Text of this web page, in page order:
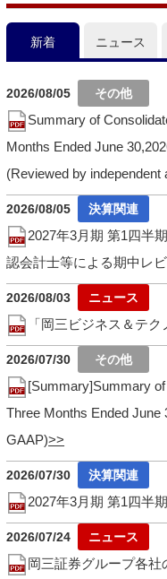
新着 ニュース
2026/08/05
Summary of
Months Ended June
(Reviewed by independent
2026/08/05
2027年3月期 第1四半
認会計士等による期中レ
2026/08/03
「岡三ビジネス＆テ
2026/07/30
[Summary]Summary
Three Months Ended June
GAAP)
2026/07/30
2027年3月期 第1四半
2026/07/24
岡三証券グループ各